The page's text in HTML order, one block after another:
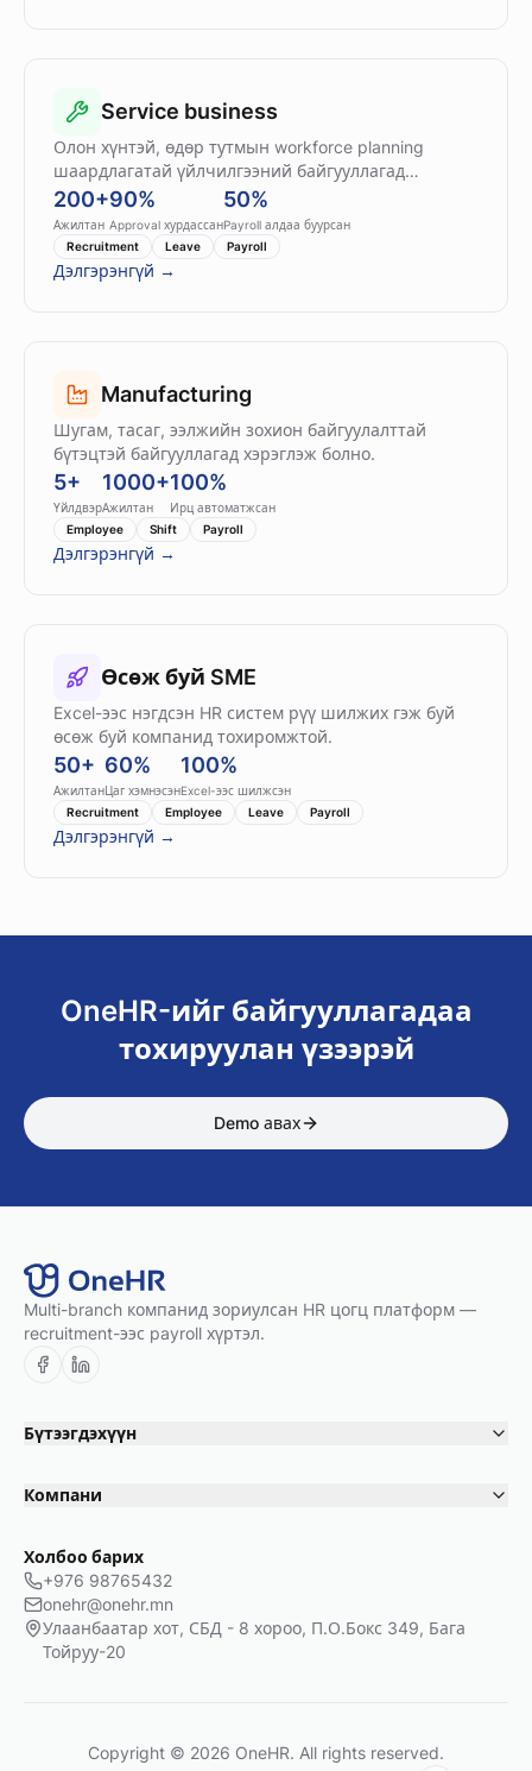
Service business
Олон хүнтэй, өдөр тутмын workforce planning
шаардлагатай үйлчилгээний байгууллагад
тохиромжтой.
200+
Ажилтан
90%
Approval хурдассан
50%
Payroll алдаа буурсан
Recruitment
Leave Payroll
Дэлгэрэнгүй →
Manufacturing
Шугам, тасаг, ээлжийн зохион байгуулалттай
бүтэцтэй байгууллагад хэрэглэж болно.
5+
Үйлдвэр
1000+
Ажилтан
100%
Ирц автоматжсан
Employee
Shift Payroll
Дэлгэрэнгүй →
Өсөж буй SME
Excel-ээс нэгдсэн HR систем рүү шилжих гэж буй
өсөж буй компанид тохиромжтой.
50+
Ажилтан
60%
Цаг хэмнэсэн
100%
Excel-ээс шилжсэн
Recruitment
Employee Leave Payroll
Дэлгэрэнгүй →
OneHR-ийг байгууллагадаа
тохируулан үзээрэй
Demo авах
Multi-branch компанид зориулсан HR цогц платформ —
recruitment-ээс payroll хүртэл.
Бүтээгдэхүүн
Компани
Холбоо барих
+976 98765432
onehr@onehr.mn
Улаанбаатар хот, СБД - 8 хороо, П.О.Бокс 349, Бага
Тойруу-20
Copyright © 2026 OneHR. All rights reserved.